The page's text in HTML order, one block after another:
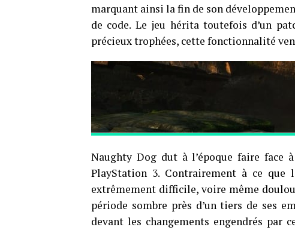
marquant ainsi la fin de son
de code. Le jeu hérita toutefois d’un
précieux trophées, cette fonctionnalité
Naughty Dog dut à l’époque faire
PlayStation 3. Contrairement à ce que
extrêmement difficile, voire même
période sombre près d’un tiers de ses
devant les changements engendrés